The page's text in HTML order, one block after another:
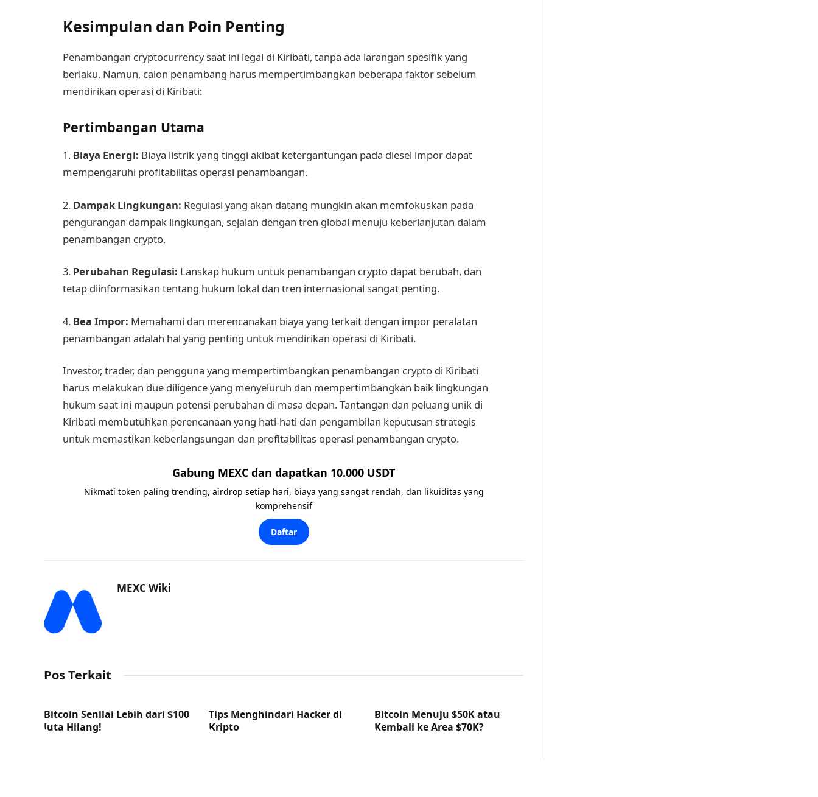
Kesimpulan dan Poin Penting
Penambangan cryptocurrency saat ini legal di Kiribati, tanpa ada larangan spesifik yang
berlaku. Namun, calon penambang harus mempertimbangkan beberapa faktor sebelum
mendirikan operasi di Kiribati:
Pertimbangan Utama
1. Biaya Energi: Biaya listrik yang tinggi akibat ketergantungan pada diesel impor dapat
mempengaruhi profitabilitas operasi penambangan.
2. Dampak Lingkungan: Regulasi yang akan datang mungkin akan memfokuskan pada
pengurangan dampak lingkungan, sejalan dengan tren global menuju keberlanjutan dalam
penambangan crypto.
3. Perubahan Regulasi: Lanskap hukum untuk penambangan crypto dapat berubah, dan
tetap diinformasikan tentang hukum lokal dan tren internasional sangat penting.
4. Bea Impor: Memahami dan merencanakan biaya yang terkait dengan impor peralatan
penambangan adalah hal yang penting untuk mendirikan operasi di Kiribati.
Investor, trader, dan pengguna yang mempertimbangkan penambangan crypto di Kiribati
harus melakukan due diligence yang menyeluruh dan mempertimbangkan baik lingkungan
hukum saat ini maupun potensi perubahan di masa depan. Tantangan dan peluang unik di
Kiribati membutuhkan perencanaan yang hati-hati dan pengambilan keputusan strategis
untuk memastikan keberlangsungan dan profitabilitas operasi penambangan crypto.
Gabung MEXC dan dapatkan 10.000 USDT
Nikmati token paling trending, airdrop setiap hari, biaya yang sangat rendah, dan likuiditas yang
komprehensif
Daftar
MEXC Wiki
Pos Terkait
Bitcoin Senilai Lebih dari $100
Juta Hilang!
Tips Menghindari Hacker di
Kripto
Bitcoin Menuju $50K atau
Kembali ke Area $70K?